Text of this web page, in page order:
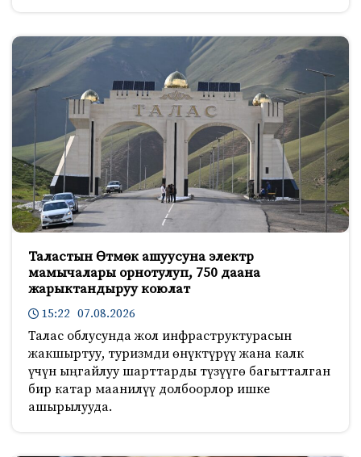
Таластын Өтмөк ашуусуна электр
мамычалары орнотулуп, 750 даана
жарыктандыруу коюлат
15:22 07.08.2026
Талас облусунда жол инфраструктурасын
жакшыртуу, туризмди өнүктүрүү жана калк
үчүн ыңгайлуу шарттарды түзүүгө багытталган
бир катар маанилүү долбоорлор ишке
ашырылууда.